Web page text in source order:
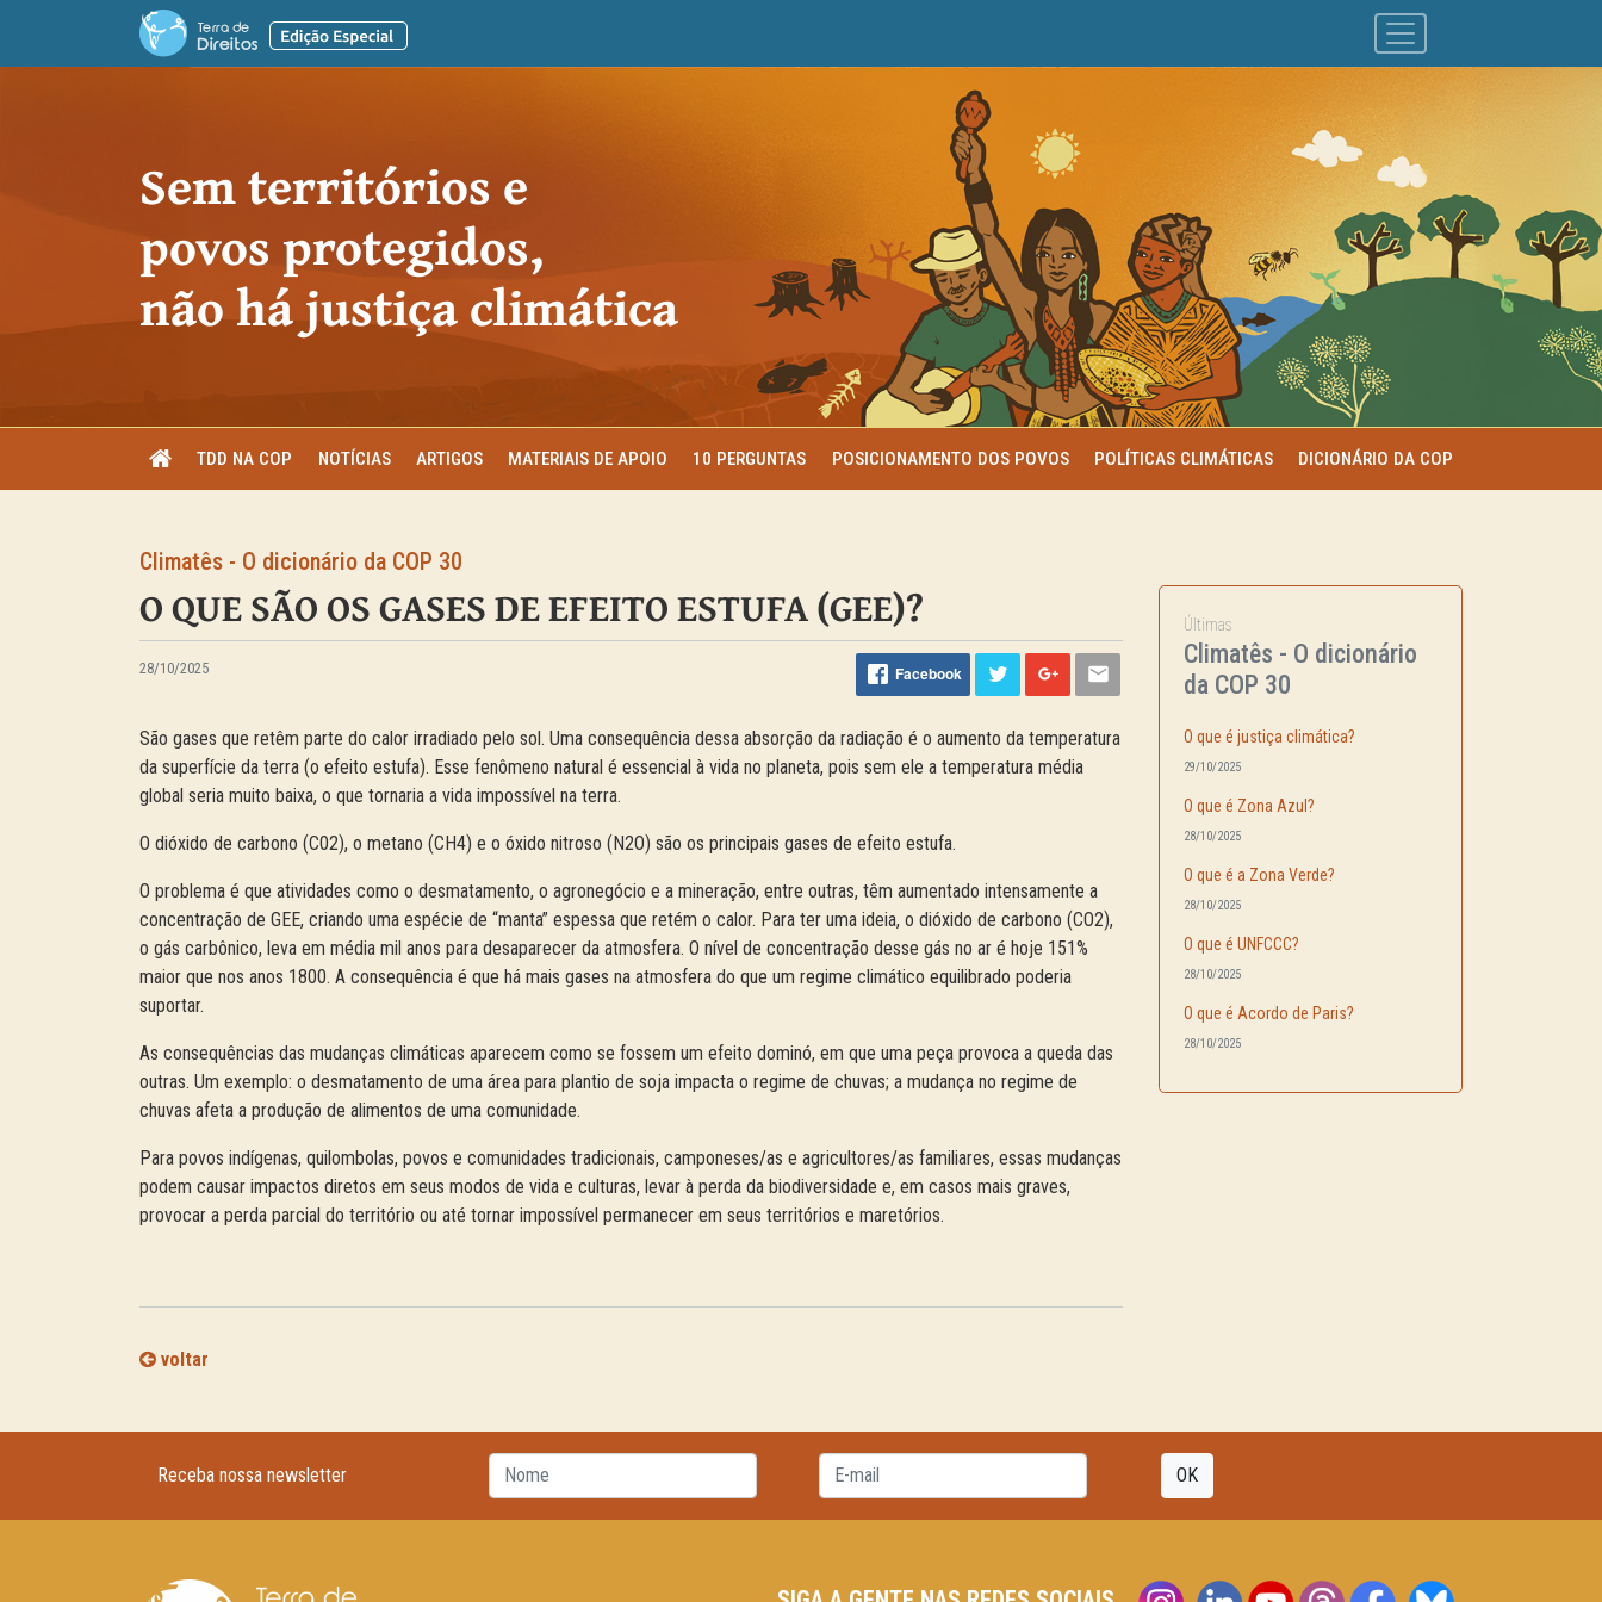
Sem territórios e
povos protegidos,
não há justiça climática
TDD NA COP NOTÍCIAS ARTIGOS MATERIAIS DE APOIO 10 PERGUNTAS POSICIONAMENTO DOS POVOS POLÍTICAS CLIMÁTICAS DICIONÁRIO DA COP
Climatês - O dicionário da COP 30
O QUE SÃO OS GASES DE EFEITO ESTUFA (GEE)?
28/10/2025 Facebook
São gases que retêm parte do calor irradiado pelo sol. Uma consequência dessa absorção da radiação é o aumento da temperatura
da superfície da terra (o efeito estufa). Esse fenômeno natural é essencial à vida no planeta, pois sem ele a temperatura média
global seria muito baixa, o que tornaria a vida impossível na terra.
O dióxido de carbono (C02), o metano (CH4) e o óxido nitroso (N2O) são os principais gases de efeito estufa.
O problema é que atividades como o desmatamento, o agronegócio e a mineração, entre outras, têm aumentado intensamente a
concentração de GEE, criando uma espécie de “manta” espessa que retém o calor. Para ter uma ideia, o dióxido de carbono (CO2),
o gás carbônico, leva em média mil anos para desaparecer da atmosfera. O nível de concentração desse gás no ar é hoje 151%
maior que nos anos 1800. A consequência é que há mais gases na atmosfera do que um regime climático equilibrado poderia
suportar.
As consequências das mudanças climáticas aparecem como se fossem um efeito dominó, em que uma peça provoca a queda das
outras. Um exemplo: o desmatamento de uma área para plantio de soja impacta o regime de chuvas; a mudança no regime de
chuvas afeta a produção de alimentos de uma comunidade.
Para povos indígenas, quilombolas, povos e comunidades tradicionais, camponeses/as e agricultores/as familiares, essas mudanças
podem causar impactos diretos em seus modos de vida e culturas, levar à perda da biodiversidade e, em casos mais graves,
provocar a perda parcial do território ou até tornar impossível permanecer em seus territórios e maretórios.
voltar
Últimas
Climatês - O dicionário
da COP 30
O que é justiça climática?
29/10/2025
O que é Zona Azul?
28/10/2025
O que é a Zona Verde?
28/10/2025
O que é UNFCCC?
28/10/2025
O que é Acordo de Paris?
28/10/2025
Receba nossa newsletter OK